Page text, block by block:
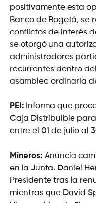
positivamente esta
Banco de Bogotá, se
conflictos de interés
se otorgó una
administradores
recurrentes dentro
asamblea ordinaria
PEI: Informa que
Caja Distribuible
entre el 01 de julio al
Mineros: Anuncia
en la Junta. Daniel
Presidente tras la
mientras que David